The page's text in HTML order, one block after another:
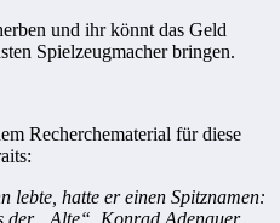
und ihr könnt das Geld
Spielzeugmacher bringen.
Recherchematerial für diese
lebte, hatte er einen Spitznamen:
der „Alte“, Konrad Adenauer,